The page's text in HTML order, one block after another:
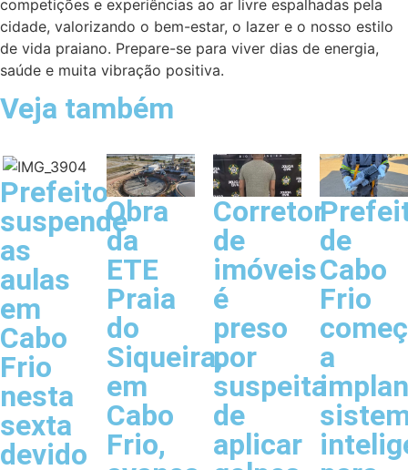
competições e experiências ao ar livre espalhadas pela
cidade, valorizando o bem-estar, o lazer e o nosso estilo
de vida praiano. Prepare-se para viver dias de energia,
saúde e muita vibração positiva.
Veja também
Prefeito
suspende
as
aulas
em
Cabo
Frio
nesta
sexta
devido
Obra
da
ETE
Praia
do
Siqueira,
em
Cabo
Frio,
Corretor
de
imóveis
é
preso
por
suspeita
de
aplicar
de
Cabo
Frio
a